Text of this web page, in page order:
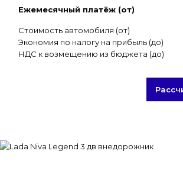
Ежемесячный платёж (от)
Стоимость автомобиля (от)
Экономия по налогу на прибыль (до)
НДС к возмещению из бюджета (до)